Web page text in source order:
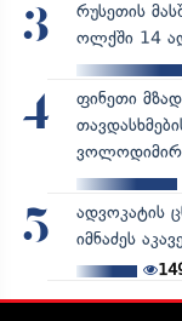
3
რუსეთის
ოლქში 14
4
ფინეთი
ვოლოდიმირ
5
ადვოკატის
იმნაძეს